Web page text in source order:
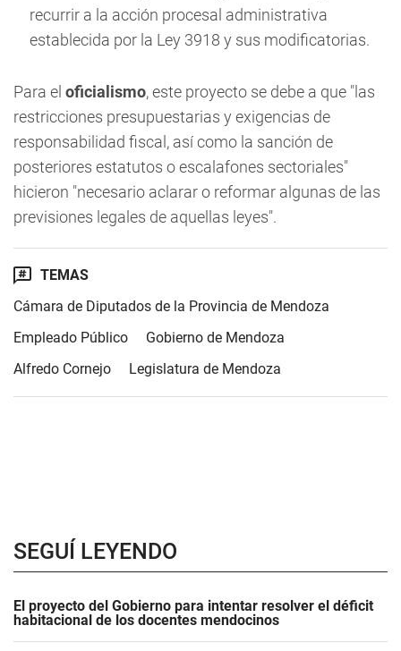
recurrir a la acción procesal administrativa
establecida por la Ley 3918 y sus modificatorias.
Para el oficialismo, este proyecto se debe a que "las
restricciones presupuestarias y exigencias de
responsabilidad fiscal, así como la sanción de
posteriores estatutos o escalafones sectoriales"
hicieron "necesario aclarar o reformar algunas de las
previsiones legales de aquellas leyes".
TEMAS
Cámara de Diputados de la Provincia de Mendoza
Empleado Público
Gobierno de Mendoza
Alfredo Cornejo
Legislatura de Mendoza
SEGUÍ LEYENDO
El proyecto del Gobierno para intentar resolver el déficit
habitacional de los docentes mendocinos